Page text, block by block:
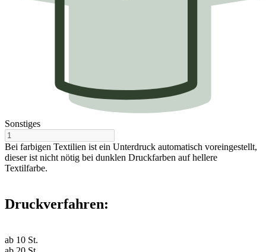
Sonstiges
Bei farbigen Textilien ist ein Unterdruck automatisch voreingestellt,
dieser ist nicht nötig bei dunklen Druckfarben auf hellere
Textilfarbe.
Druckverfahren:
ab 10 St.